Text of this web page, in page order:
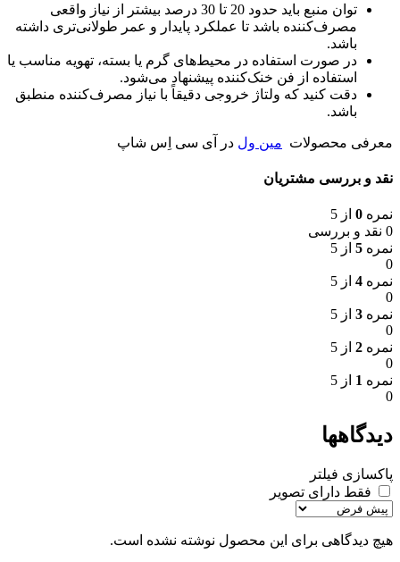
توان منبع باید حدود 20 تا 30 درصد بیشتر از نیاز واقعی
مصرف‌کننده باشد تا عملکرد پایدار و عمر طولانی‌تری داشته
باشد.
در صورت استفاده در محیط‌های گرم یا بسته، تهویه مناسب یا
استفاده از فن خنک‌کننده پیشنهاد می‌شود.
دقت کنید که ولتاژ خروجی دقیقاً با نیاز مصرف‌کننده منطبق
باشد.
معرفی محصولات مین ول در آی سی اِس شاپ
نقد و بررسی مشتریان
نمره 0 از 5
0 نقد و بررسی
نمره 5 از 5
0
نمره 4 از 5
0
نمره 3 از 5
0
نمره 2 از 5
0
نمره 1 از 5
0
دیدگاهها
پاکسازی فیلتر
فقط دارای تصویر
هیچ دیدگاهی برای این محصول نوشته نشده است.